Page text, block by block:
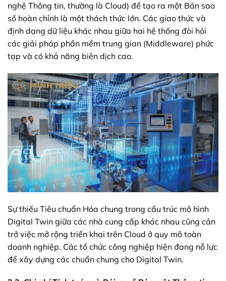
nghệ Thông tin, thường là Cloud) để tạo ra một Bản sao
số hoàn chỉnh là một thách thức lớn. Các giao thức và
định dạng dữ liệu khác nhau giữa hai hệ thống đòi hỏi
các giải pháp phần mềm trung gian (Middleware) phức
tạp và có khả năng biên dịch cao.
Sự thiếu Tiêu chuẩn Hóa chung trong cấu trúc mô hình
Digital Twin giữa các nhà cung cấp khác nhau cũng cản
trở việc mở rộng triển khai trên Cloud ở quy mô toàn
doanh nghiệp. Các tổ chức công nghiệp hiện đang nỗ lực
để xây dựng các chuẩn chung cho Digital Twin.